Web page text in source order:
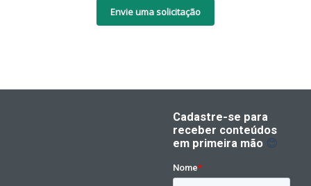
Envie uma solicitação